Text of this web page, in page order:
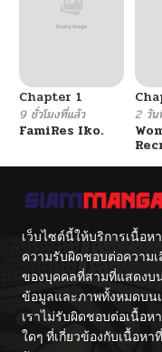
Chapter 1
9 ชั่วโมงที่แล้ว
FamiRes Iko.
2 วัน
เว็บไซต์นี้ให้บริการเนื้อ
ความรับผิดชอบต่อความ
ของบุคคลที่สามที่แสดงบ
ข้อมูลและภาพทั้งหมดบน
เราไม่รับผิดชอบต่อเนื้อ
ใดๆ ที่เกี่ยวข้องกับเนื้อห